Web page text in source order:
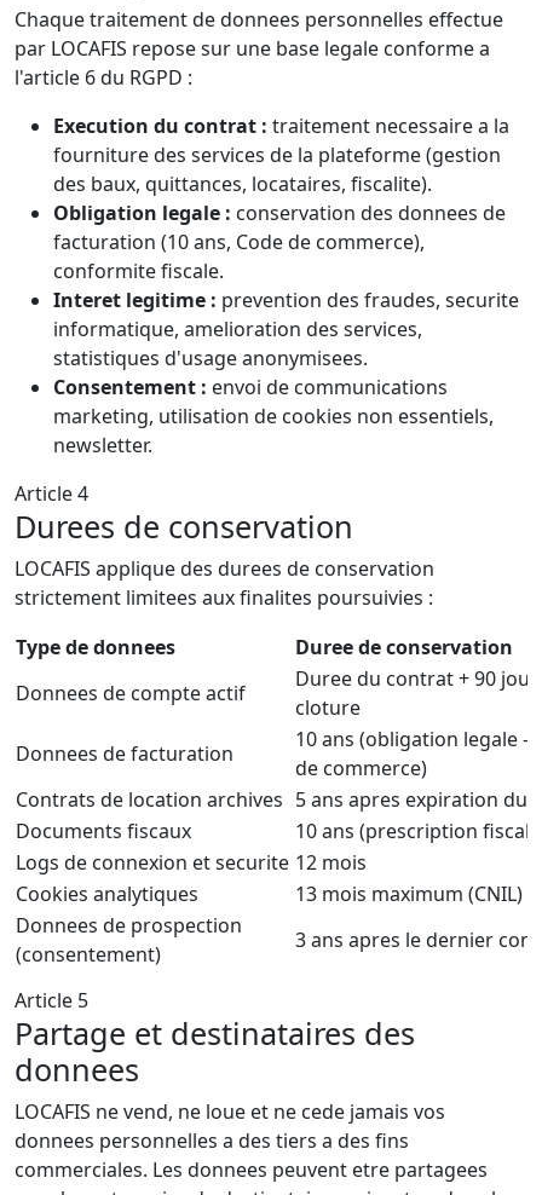
Chaque traitement de donnees personnelles effectue
par LOCAFIS repose sur une base legale conforme a
l'article 6 du RGPD :
Execution du contrat : traitement necessaire a la
fourniture des services de la plateforme (gestion
des baux, quittances, locataires, fiscalite).
Obligation legale : conservation des donnees de
facturation (10 ans, Code de commerce),
conformite fiscale.
Interet legitime : prevention des fraudes, securite
informatique, amelioration des services,
statistiques d'usage anonymisees.
Consentement : envoi de communications
marketing, utilisation de cookies non essentiels,
newsletter.
Article 4
Durees de conservation
LOCAFIS applique des durees de conservation
strictement limitees aux finalites poursuivies :
Type de donnees
Duree de conservation
Donnees de compte actif
Duree du contrat + 90
cloture
Donnees de facturation
10 ans (obligation legale
de commerce)
Contrats de location archives 5 ans apres expiration du
Documents fiscaux
10 ans (prescription
Logs de connexion et securite 12 mois
Cookies analytiques
13 mois maximum (CNIL)
Donnees de prospection
(consentement)
3 ans apres le dernier
Article 5
Partage et destinataires des
donnees
LOCAFIS ne vend, ne loue et ne cede jamais vos
donnees personnelles a des tiers a des fins
commerciales. Les donnees peuvent etre partagees